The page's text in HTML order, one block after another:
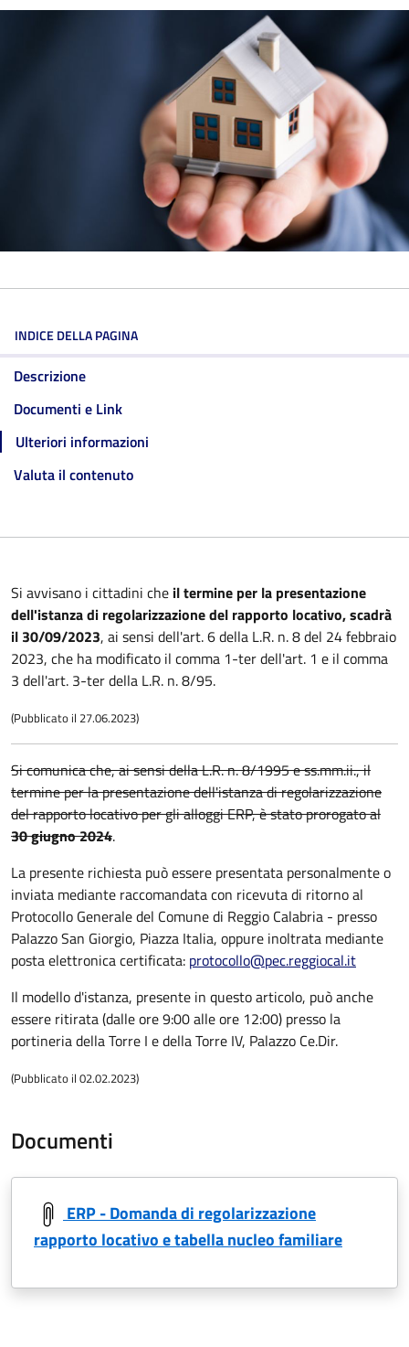
INDICE DELLA PAGINA
Descrizione
Documenti e Link
Ulteriori informazioni
Valuta il contenuto
Si avvisano i cittadini che il termine per la presentazione
dell'istanza di regolarizzazione del rapporto locativo, scadrà
il 30/09/2023, ai sensi dell'art. 6 della L.R. n. 8 del 24 febbraio
2023, che ha modificato il comma 1-ter dell'art. 1 e il comma
3 dell'art. 3-ter della L.R. n. 8/95.
(Pubblicato il 27.06.2023)
Si comunica che, ai sensi della L.R. n. 8/1995 e ss.mm.ii., il
termine per la presentazione dell'istanza di regolarizzazione
del rapporto locativo per gli alloggi ERP, è stato prorogato al
30 giugno 2024.
La presente richiesta può essere presentata personalmente o
inviata mediante raccomandata con ricevuta di ritorno al
Protocollo Generale del Comune di Reggio Calabria - presso
Palazzo San Giorgio, Piazza Italia, oppure inoltrata mediante
posta elettronica certificata: protocollo@pec.reggiocal.it
Il modello d'istanza, presente in questo articolo, può anche
essere ritirata (dalle ore 9:00 alle ore 12:00) presso la
portineria della Torre I e della Torre IV, Palazzo Ce.Dir.
(Pubblicato il 02.02.2023)
Documenti
ERP - Domanda di regolarizzazione
rapporto locativo e tabella nucleo familiare